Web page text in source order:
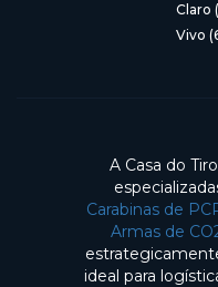
Claro
Vivo
A Casa do
Carabinas de
Armas de
ideal para